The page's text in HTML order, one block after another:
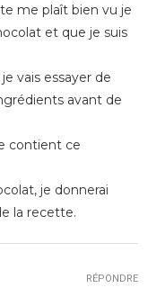
me plaît bien vu je
et que je suis
vais essayer de
avant de
contient ce
je donnerai
la recette.
RÉPONDRE